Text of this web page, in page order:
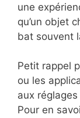
une
qu’un objet
bat souvent
Petit rappel
ou les
aux
Pour en